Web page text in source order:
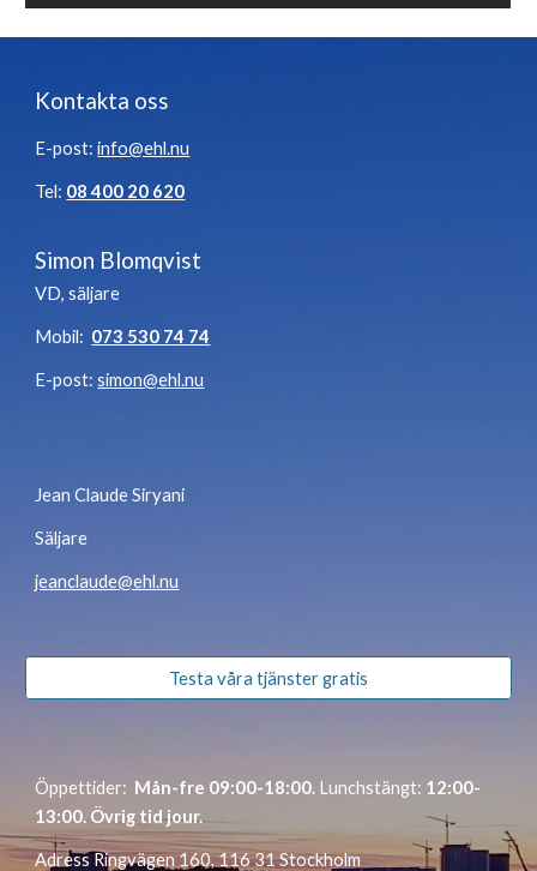
Kontakta oss
E-post:info@ehl.nu
Tel: 08 400 20 620
Simon Blomqvist
VD, säljare
Mobil: 073 530 74 74
E-post:simon@ehl.nu
Jean Claude Siryani
Säljare
jeanclaude@ehl.nu
Testa våra tjänster gratis
Öppettider: Mån-fre 09:00-18:00. Lunchstängt: 12:00-
13:00. Övrig tid jour.
Adress Ringvägen 160, 116 31 Stockholm